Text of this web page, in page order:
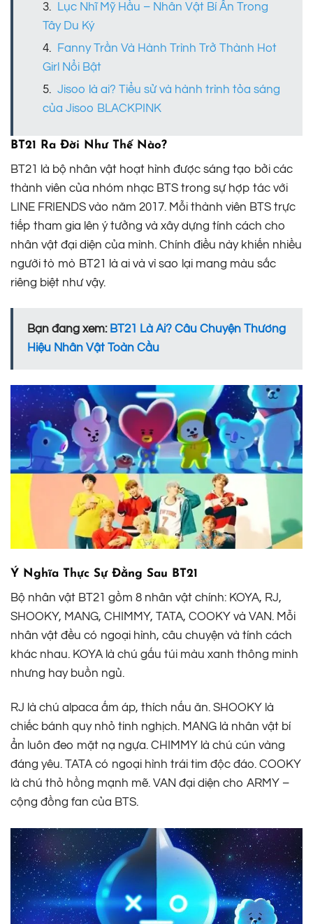
Lục Nhĩ Mỹ Hầu – Nhân Vật Bí Ẩn Trong
Tây Du Ký
Fanny Trần Và Hành Trình Trở Thành Hot
Girl Nổi Bật
Jisoo là ai? Tiểu sử và hành trình tỏa sáng
của Jisoo BLACKPINK
BT21 Ra Đời Như Thế Nào?
BT21 là bộ nhân vật hoạt hình được sáng tạo bởi các
thành viên của nhóm nhạc BTS trong sự hợp tác với
LINE FRIENDS vào năm 2017. Mỗi thành viên BTS trực
tiếp tham gia lên ý tưởng và xây dựng tính cách cho
nhân vật đại diện của mình. Chính điều này khiến nhiều
người tò mò BT21 là ai và vì sao lại mang màu sắc
riêng biệt như vậy.
Bạn đang xem: BT21 Là Ai? Câu Chuyện Thương
Hiệu Nhân Vật Toàn Cầu
Ý Nghĩa Thực Sự Đằng Sau BT21
Bộ nhân vật BT21 gồm 8 nhân vật chính: KOYA, RJ,
SHOOKY, MANG, CHIMMY, TATA, COOKY và VAN. Mỗi
nhân vật đều có ngoại hình, câu chuyện và tính cách
khác nhau. KOYA là chú gấu túi màu xanh thông minh
nhưng hay buồn ngủ.
RJ là chú alpaca ấm áp, thích nấu ăn. SHOOKY là
chiếc bánh quy nhỏ tinh nghịch. MANG là nhân vật bí
ẩn luôn đeo mặt nạ ngựa. CHIMMY là chú cún vàng
đáng yêu. TATA có ngoại hình trái tim độc đáo. COOKY
là chú thỏ hồng mạnh mẽ. VAN đại diện cho ARMY –
cộng đồng fan của BTS.